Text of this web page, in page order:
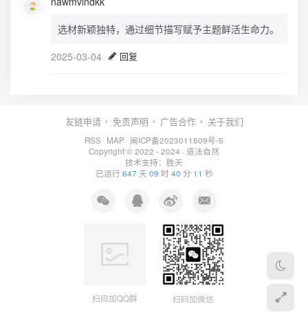
选材新颖独特，通过细节描写赋予主题鲜活生命力。
2025-03-04
回复
友链申请 免责声明 广告合作 关于我们
RSS MAP
闽ICP备2023011509号-5
Copyright © 2022 - 2024 · 道法自然
技术支持： 胜天
已运行 647 天 09 时 40 分 12 秒
扫码加QQ群 扫码加微信